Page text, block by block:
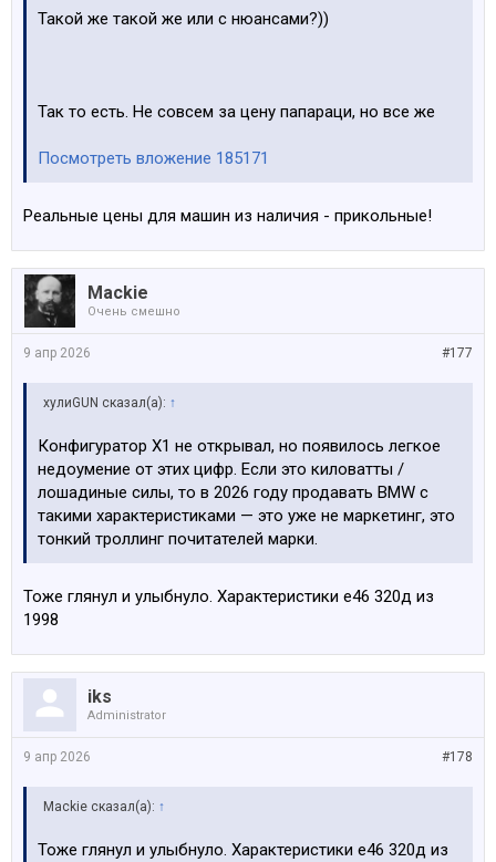
Такой же такой же или с нюансами?))
Так то есть. Не совсем за цену папараци, но все же
Посмотреть вложение 185171
Реальные цены для машин из наличия - прикольные!
Mackie
Очень смешно
#177
9 апр 2026
хулиGUN сказал(а): ↑
Конфигуратор X1 не открывал, но появилось легкое
недоумение от этих цифр. Если это киловатты /
лошадиные силы, то в 2026 году продавать BMW с
такими характеристиками — это уже не маркетинг, это
тонкий троллинг почитателей марки.
Тоже глянул и улыбнуло. Характеристики е46 320д из
1998
iks
Administrator
#178
9 апр 2026
Mackie сказал(а): ↑
Тоже глянул и улыбнуло. Характеристики е46 320д из